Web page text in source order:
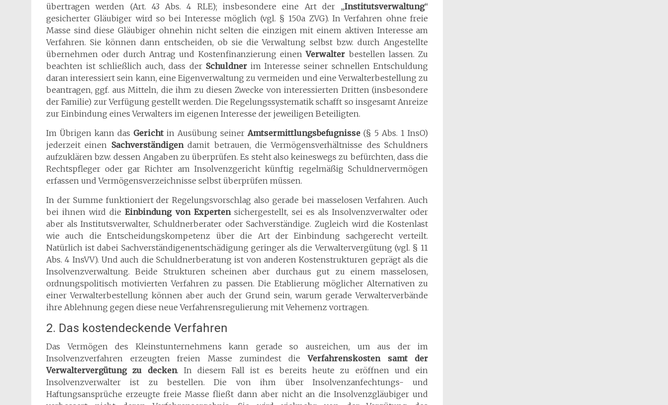
übertragen werden (Art. 43 Abs. 4 RLE); insbesondere eine Art der „Institutsverwaltung“
gesicherter Gläubiger wird so bei Interesse möglich (vgl. § 150a ZVG). In Verfahren ohne freie
Masse sind diese Gläubiger ohnehin nicht selten die einzigen mit einem aktiven Interesse am
Verfahren. Sie können dann entscheiden, ob sie die Verwaltung selbst bzw. durch Angestellte
übernehmen oder durch Antrag und Kostenfinanzierung einenVerwalter bestellen lassen. Zu
beachten ist schließlich auch, dass der Schuldnerim Interesse seiner schnellen Entschuldung
daran interessiert sein kann, eine Eigenverwaltung zu vermeiden und eine Verwalterbestellung zu
beantragen, ggf. aus Mitteln, die ihm zu diesen Zwecke von interessierten Dritten (insbesondere
der Familie) zur Verfügung gestellt werden. Die Regelungssystematik schafft so insgesamt Anreize
zur Einbindung eines Verwalters im eigenen Interesse der jeweiligen Beteiligten.
Im Übrigen kann das Gerichtin Ausübung seinerAmtsermittlungsbefugnisse (§ 5 Abs. 1 InsO)
jederzeit einen Sachverständigendamit betrauen, die Vermögensverhältnisse des Schuldners
aufzuklären bzw. dessen Angaben zu überprüfen. Es steht also keineswegs zu befürchten, dass die
Rechtspfleger oder gar Richter am Insolvenzgericht künftig regelmäßig Schuldnervermögen
erfassen und Vermögensverzeichnisse selbst überprüfen müssen.
In der Summe funktioniert der Regelungsvorschlag also gerade bei masselosen Verfahren. Auch
bei ihnen wird dieEinbindung von Expertensichergestellt, sei es als Insolvenzverwalter oder
aber als Institutsverwalter, Schuldnerberater oder Sachverständige. Zugleich wird die Kostenlast
wie auch die Entscheidungskompetenz über die Art der Einbindung sachgerecht verteilt.
Natürlich ist dabei Sachverständigenentschädigung geringer als die Verwaltervergütung (vgl. § 11
Abs. 4 InsVV). Und auch die Schuldnerberatung ist von anderen Kostenstrukturen geprägt als die
Insolvenzverwaltung. Beide Strukturen scheinen aber durchaus gut zu einem masselosen,
ordnungspolitisch motivierten Verfahren zu passen. Die Etablierung möglicher Alternativen zu
einer Verwalterbestellung können aber auch der Grund sein, warum gerade Verwalterverbände
ihre Ablehnung gegen diese neue Verfahrensregulierung mit Vehemenz vortragen.
2. Das kostendeckende Verfahren
Das Vermögen des Kleinstunternehmens kann gerade so ausreichen, um aus der im
Insolvenzverfahren erzeugten freien Masse zumindest dieVerfahrenskosten samt der
Verwaltervergütung zu decken. In diesem Fall ist es bereits heute zu eröffnen und ein
Insolvenzverwalter ist zu bestellen. Die von ihm über Insolvenzanfechtungs- und
Haftungsansprüche erzeugte freie Masse fließt dann aber nicht an die Insolvenzgläubiger und